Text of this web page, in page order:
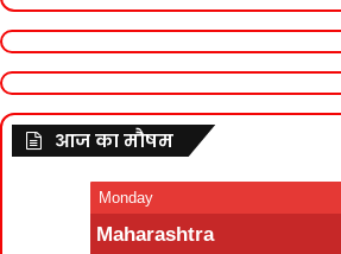
आज का मौषम
Monday
Maharashtra